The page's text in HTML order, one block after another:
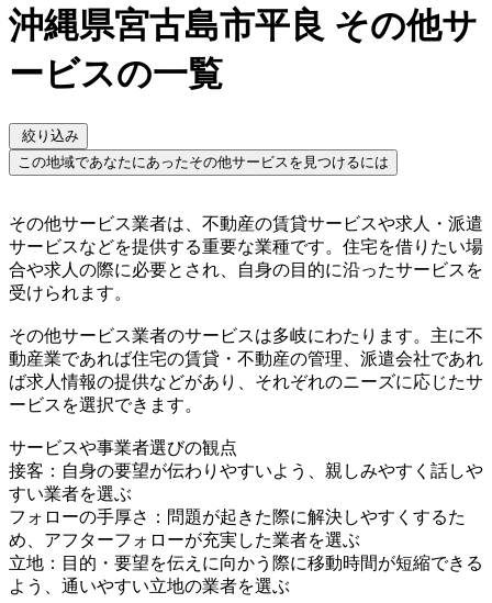
沖縄県宮古島市平良 その他サ
ービスの一覧
絞り込み
この地域であなたにあったその他サービスを見つけるには
その他サービス業者は、不動産の賃貸サービスや求人・派遣
サービスなどを提供する重要な業種です。住宅を借りたい場
合や求人の際に必要とされ、自身の目的に沿ったサービスを
受けられます。
その他サービス業者のサービスは多岐にわたります。主に不
動産業であれば住宅の賃貸・不動産の管理、派遣会社であれ
ば求人情報の提供などがあり、それぞれのニーズに応じたサ
ービスを選択できます。
サービスや事業者選びの観点
接客：自身の要望が伝わりやすいよう、親しみやすく話しや
すい業者を選ぶ
フォローの手厚さ：問題が起きた際に解決しやすくするた
め、アフターフォローが充実した業者を選ぶ
立地：目的・要望を伝えに向かう際に移動時間が短縮できる
よう、通いやすい立地の業者を選ぶ